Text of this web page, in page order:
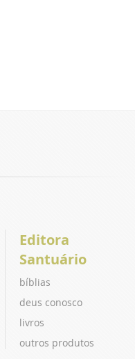
Editora
Santuário
bíblias
deus conosco
livros
outros produtos